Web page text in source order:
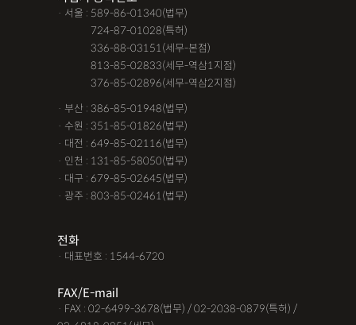
· 서울 : 589-86-01340(법무)
724-87-01028(특허)
336-88-03151(세무-본점)
813-85-02833(세무-역삼1지점)
376-85-02896(세무-역삼2지점)
· 부산 : 386-85-01948(법무)
· 수원 : 351-85-01826(법무)
· 대전 : 649-85-02116(법무)
· 인천 : 131-85-58050(법무)
· 대구 : 679-85-02645(법무)
· 광주 : 803-85-02461(법무)
전화
· 대표번호 : 1544-6720
FAX/E-mail
· FAX : 02-6499-3678(법무) / 02-2038-0879(특허) /